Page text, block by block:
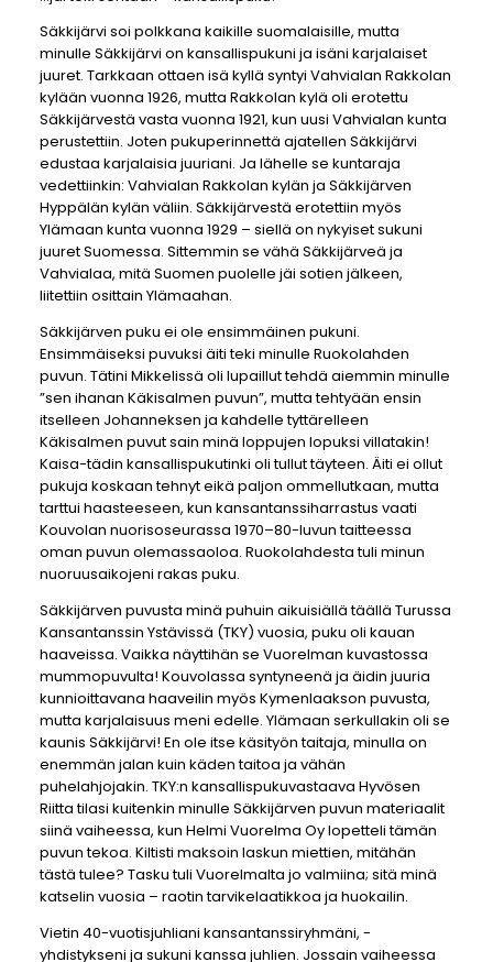
Säkkijärvi soi polkkana kaikille suomalaisille, mutta
minulle Säkkijärvi on kansallispukuni ja isäni karjalaiset
juuret. Tarkkaan ottaen isä kyllä syntyi Vahvialan Rakkolan
kylään vuonna 1926, mutta Rakkolan kylä oli erotettu
Säkkijärvestä vasta vuonna 1921, kun uusi Vahvialan kunta
perustettiin. Joten pukuperinnettä ajatellen Säkkijärvi
edustaa karjalaisia juuriani. Ja lähelle se kuntaraja
vedettiinkin: Vahvialan Rakkolan kylän ja Säkkijärven
Hyppälän kylän väliin. Säkkijärvestä erotettiin myös
Ylämaan kunta vuonna 1929 – siellä on nykyiset sukuni
juuret Suomessa. Sittemmin se vähä Säkkijärveä ja
Vahvialaa, mitä Suomen puolelle jäi sotien jälkeen,
liitettiin osittain Ylämaahan.
Säkkijärven puku ei ole ensimmäinen pukuni.
Ensimmäiseksi puvuksi äiti teki minulle Ruokolahden
puvun. Tätini Mikkelissä oli lupaillut tehdä aiemmin minulle
”sen ihanan Käkisalmen puvun”, mutta tehtyään ensin
itselleen Johanneksen ja kahdelle tyttärelleen
Käkisalmen puvut sain minä loppujen lopuksi villatakin!
Kaisa-tädin kansallispukutinki oli tullut täyteen. Äiti ei ollut
pukuja koskaan tehnyt eikä paljon ommellutkaan, mutta
tarttui haasteeseen, kun kansantanssiharrastus vaati
Kouvolan nuorisoseurassa 1970–80-luvun taitteessa
oman puvun olemassaoloa. Ruokolahdesta tuli minun
nuoruusaikojeni rakas puku.
Säkkijärven puvusta minä puhuin aikuisiällä täällä Turussa
Kansantanssin Ystävissä (TKY) vuosia, puku oli kauan
haaveissa. Vaikka näyttihän se Vuorelman kuvastossa
mummopuvulta! Kouvolassa syntyneenä ja äidin juuria
kunnioittavana haaveilin myös Kymenlaakson puvusta,
mutta karjalaisuus meni edelle. Ylämaan serkullakin oli se
kaunis Säkkijärvi! En ole itse käsityön taitaja, minulla on
enemmän jalan kuin käden taitoa ja vähän
puhelahjojakin. TKY:n kansallispukuvastaava Hyvösen
Riitta tilasi kuitenkin minulle Säkkijärven puvun materiaalit
siinä vaiheessa, kun Helmi Vuorelma Oy lopetteli tämän
puvun tekoa. Kiltisti maksoin laskun miettien, mitähän
tästä tulee? Tasku tuli Vuorelmalta jo valmiina; sitä minä
katselin vuosia – raotin tarvikelaatikkoa ja huokailin.
Vietin 40-vuotisjuhliani kansantanssiryhmäni, -
yhdistykseni ja sukuni kanssa juhlien. Jossain vaiheessa